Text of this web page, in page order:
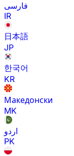
فارسی
IR
日本語
JP
한국어
KR
Македонски
MK
اردو
PK